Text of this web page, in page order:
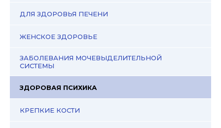
ДЛЯ ЗДОРОВЬЯ ПЕЧЕНИ
ЖЕНСКОЕ ЗДОРОВЬЕ
ЗАБОЛЕВАНИЯ МОЧЕВЫДЕЛИТЕЛЬНОЙ
СИСТЕМЫ
ЗДОРОВАЯ ПСИХИКА
КРЕПКИЕ КОСТИ